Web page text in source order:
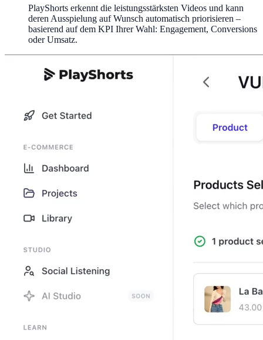
PlayShorts erkennt die leistungsstärksten Videos und kann
deren Ausspielung auf Wunsch automatisch priorisieren –
basierend auf dem KPI Ihrer Wahl: Engagement, Conversions
oder Umsatz.